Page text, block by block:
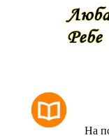
На